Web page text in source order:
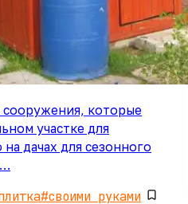
которые
участке для
дачах для сезонного
#своими руками